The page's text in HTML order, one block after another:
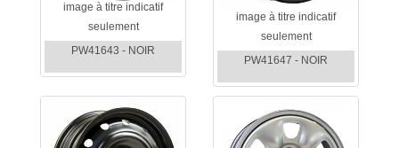
image à titre indicatif
seulement
PW41643 - NOIR
image à titre indicatif
seulement
PW41647 - NOIR